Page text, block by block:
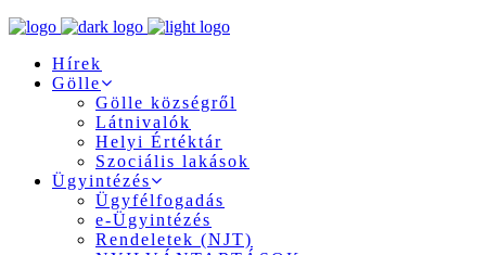
Hírek
Gölle
Gölle községről
Látnivalók
Helyi Értéktár
Szociális lakások
Ügyintézés
Ügyfélfogadás
e-Ügyintézés
Rendeletek (NJT)